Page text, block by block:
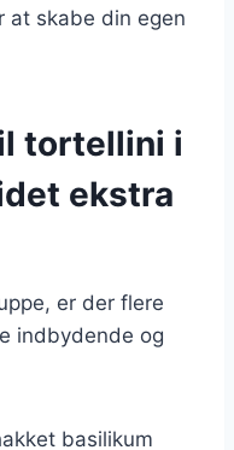
at skabe din egen
tortellini i
ekstra
er der flere
indbydende og
basilikum